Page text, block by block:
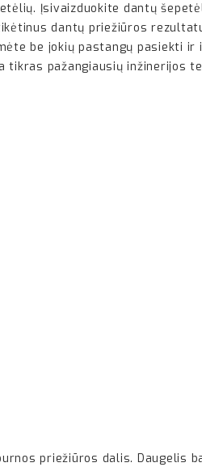
Įsivaizduokite dantų
dantų priežiūros
be jokių pastangų pasiekti
pažangiausių inžinerijos
priežiūros dalis. Daugelis